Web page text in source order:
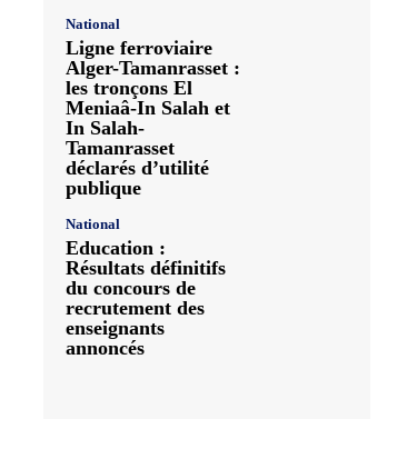
National
Ligne ferroviaire
Alger-Tamanrasset :
les tronçons El
Meniaâ-In Salah et
In Salah-
Tamanrasset
déclarés d’utilité
publique
National
Education :
Résultats définitifs
du concours de
recrutement des
enseignants
annoncés